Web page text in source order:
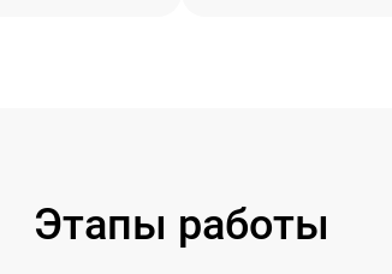
Этапы работы